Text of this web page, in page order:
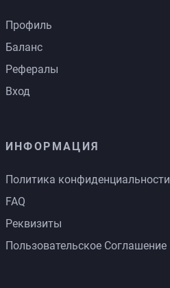
Профиль
Баланс
Рефералы
Вход
ИНФОРМАЦИЯ
Политика конфиденциальности
FAQ
Реквизиты
Пользовательское Соглашение